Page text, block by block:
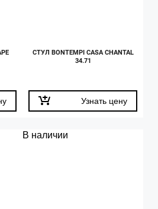
СТУЛ BONTEMPI CASA CHANTAL
34.71
Узнать цену
В наличии